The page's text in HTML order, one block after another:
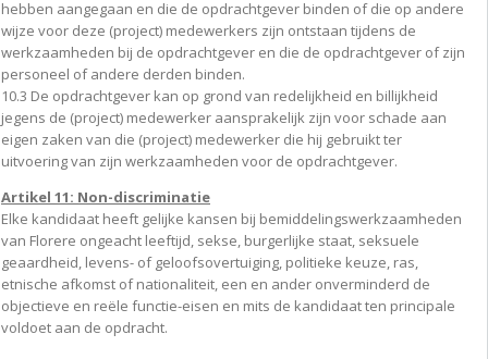
hebben aangegaan en die de opdrachtgever binden of die op andere
wijze voor deze (project) medewerkers zijn ontstaan tijdens de
werkzaamheden bij de opdrachtgever en die de opdrachtgever of zijn
personeel of andere derden binden.
10.3 De opdrachtgever kan op grond van redelijkheid en billijkheid
jegens de (project) medewerker aansprakelijk zijn voor schade aan
eigen zaken van die (project) medewerker die hij gebruikt ter
uitvoering van zijn werkzaamheden voor de opdrachtgever.
Artikel 11: Non-discriminatie
Elke kandidaat heeft gelijke kansen bij bemiddelingswerkzaamheden
van Florere ongeacht leeftijd, sekse, burgerlijke staat, seksuele
geaardheid, levens- of geloofsovertuiging, politieke keuze, ras,
etnische afkomst of nationaliteit, een en ander onverminderd de
objectieve en reële functie-eisen en mits de kandidaat ten principale
voldoet aan de opdracht.